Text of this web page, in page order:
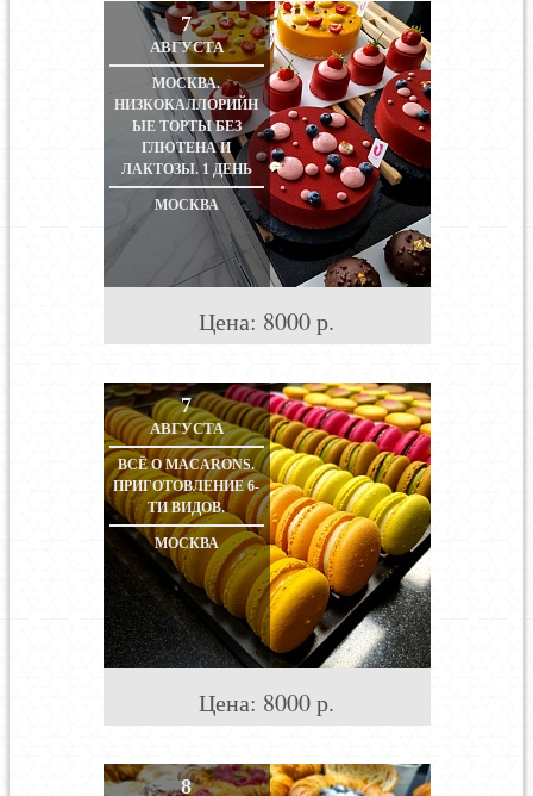
7
АВГУСТА
МОСКВА.
НИЗКОКАЛЛОРИЙН
ЫЕ ТОРТЫ БЕЗ
ГЛЮТЕНА И
ЛАКТОЗЫ. 1 ДЕНЬ
МОСКВА
Цена: 8000р.
7
АВГУСТА
ВСЁ О MACARONS.
ПРИГОТОВЛЕНИЕ 6-
ТИ ВИДОВ.
МОСКВА
Цена: 8000р.
8